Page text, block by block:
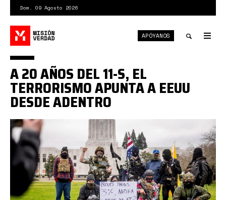
contenido
principal
Dom. 09 Agosto 2026
APÓYANOS
Terrorismo
EEUU.jpg
A 20 AÑOS DEL 11-S, EL
TERRORISMO APUNTA A EEUU
DESDE ADENTRO